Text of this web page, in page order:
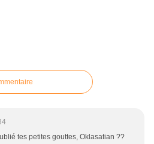
tes petites gouttes, Oklasatian ??